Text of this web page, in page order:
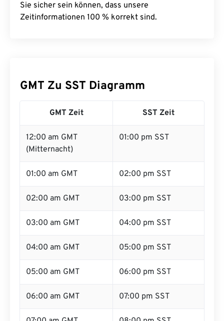
Sie sicher sein können, dass unsere
Zeitinformationen 100 % korrekt sind.
GMT Zu SST Diagramm
GMT Zeit SST Zeit
12:00 am GMT
(Mitternacht)
01:00 pm SST
01:00 am GMT 02:00 pm SST
02:00 am GMT 03:00 pm SST
03:00 am GMT 04:00 pm SST
04:00 am GMT 05:00 pm SST
05:00 am GMT 06:00 pm SST
06:00 am GMT 07:00 pm SST